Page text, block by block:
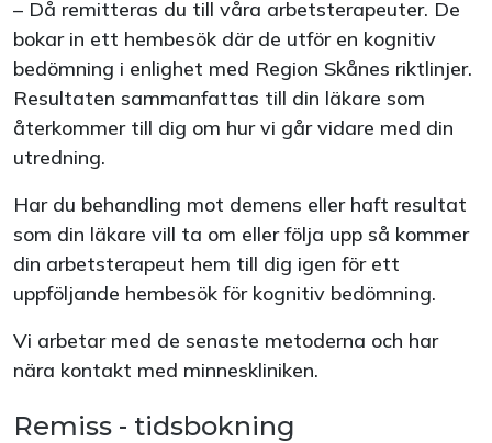
– Då remitteras du till våra arbetsterapeuter. De
bokar in ett hembesök där de utför en kognitiv
bedömning i enlighet med Region Skånes riktlinjer.
Resultaten sammanfattas till din läkare som
återkommer till dig om hur vi går vidare med din
utredning.
Har du behandling mot demens eller haft resultat
som din läkare vill ta om eller följa upp så kommer
din arbetsterapeut hem till dig igen för ett
uppföljande hembesök för kognitiv bedömning.
Vi arbetar med de senaste metoderna och har
nära kontakt med minneskliniken.
Remiss - tidsbokning